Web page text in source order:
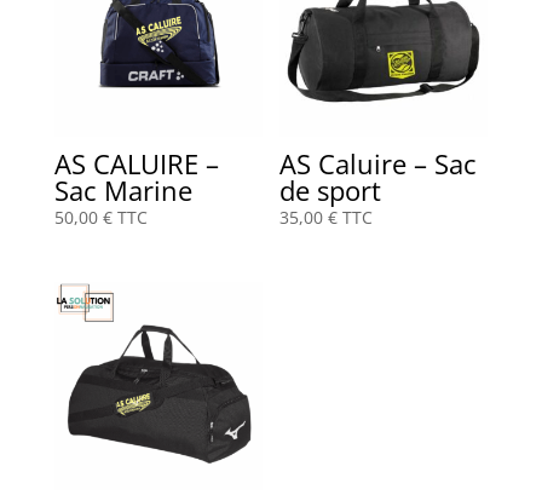
AS CALUIRE –
Sac Marine
50,00 € TTC
AS Caluire – Sac
de sport
35,00€ TTC